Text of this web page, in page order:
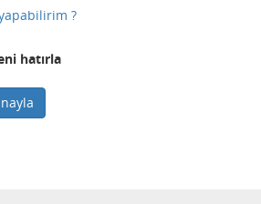
?
hatırla